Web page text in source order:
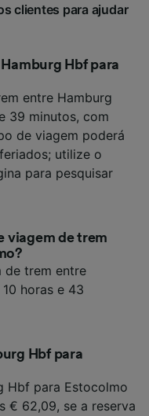
clientes para ajudar
Hbf para
entre Hamburg
39 minutos, com
de viagem poderá
utilize o
para pesquisar
viagem de trem
de trem entre
horas e 43
Hbf para
Hbf para Estocolmo
€ 62,09, se a reserva